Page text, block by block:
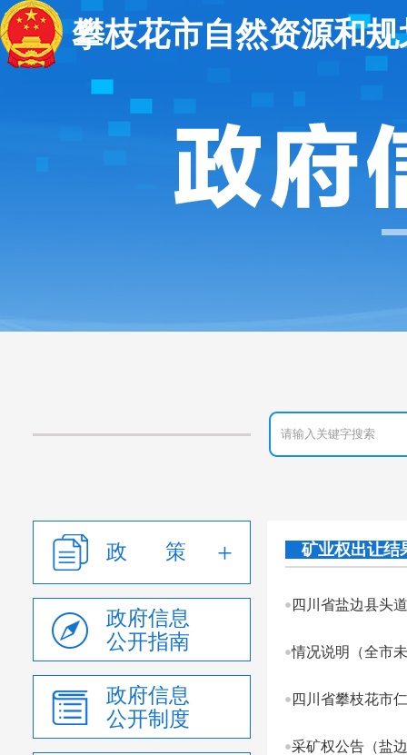
攀枝花市自然资源和规
政 策
政府信息
公开指南
政府信息
公开制度
矿业权出让结
情况说明（全市
四川省攀枝花市
采矿权公告（盐